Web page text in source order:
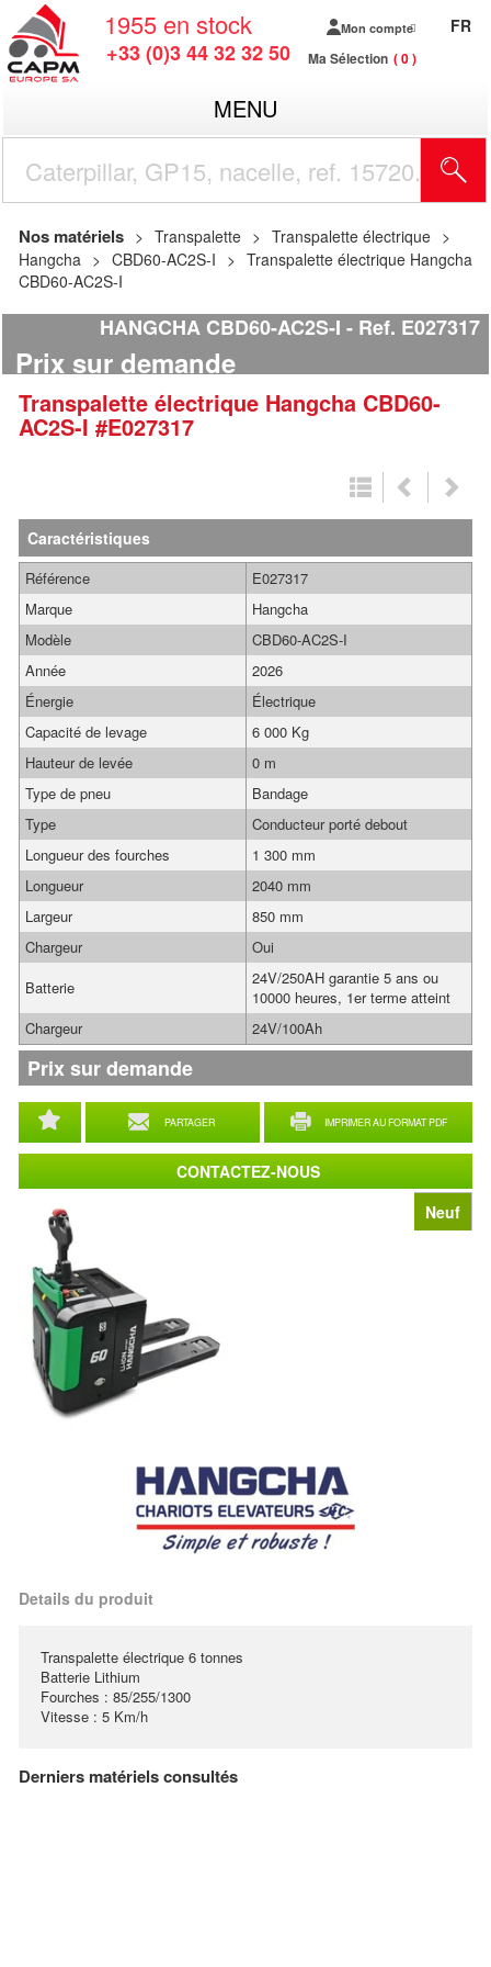
1955 en stock
+33 (0)3 44 32 32 50
Mon compte
Ma Sélection 0
FR
MENU
Nos matériels Transpalette
Transpalette électrique
Hangcha
CBD60-AC2S-I
Transpalette électrique Hangcha
CBD60-AC2S-I
HANGCHA CBD60-AC2S-I Ref. E027317
Prix sur demande
Transpalette électrique Hangcha CBD60-
AC2S-I #E027317
Neuf
Caractéristiques
PARTAGER IMPRIMER AU FORMAT PDF
Référence
E027317
Marque
Hangcha
Modèle
CBD60-AC2S-I
Année
2026
Énergie
Électrique
Capacité de levage
6 000 Kg
Hauteur de levée
0 m
Type de pneu
Bandage
Type
Conducteur porté debout
Longueur des fourches
1 300 mm
Longueur
2040 mm
Largeur
850 mm
Chargeur
Oui
Batterie
24V/250AH garantie 5 ans ou
10000 heures, 1er terme atteint
Chargeur
24V/100Ah
Prix sur demande
Details du produit
Transpalette électrique 6 tonnes
Batterie Lithium
Fourches : 85/255/1300
Vitesse : 5 Km/h
CONTACTEZ-NOUS
Derniers matériels consultés